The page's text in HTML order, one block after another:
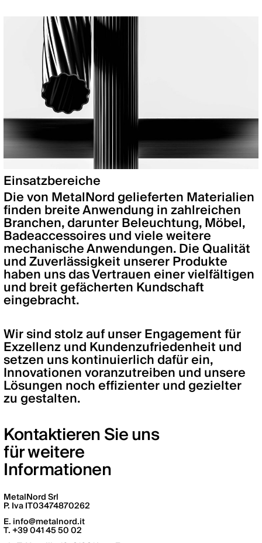
Einsatzbereiche
Die von MetalNord gelieferten Materialien
finden breite Anwendung in zahlreichen
Branchen, darunter Beleuchtung, Möbel,
Badeaccessoires und viele weitere
mechanische Anwendungen. Die Qualität
und Zuverlässigkeit unserer Produkte
haben uns das Vertrauen einer vielfältigen
und breit gefächerten Kundschaft
eingebracht.
Wir sind stolz auf unser Engagement für
Exzellenz und Kundenzufriedenheit und
setzen uns kontinuierlich dafür ein,
Innovationen voranzutreiben und unsere
Lösungen noch effizienter und gezielter
zu gestalten.
Kontaktieren Sie uns
für weitere
Informationen
MetalNord Srl
P. Iva IT03474870262
E. info@metalnord.it
T. +39 041 45 50 02